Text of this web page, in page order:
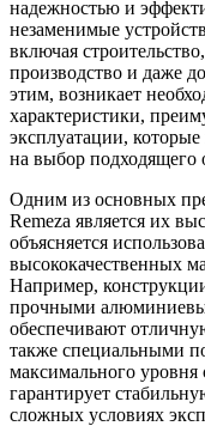
надежностью и
незаменимые
включая
производство и даже
этим, возникает
характеристики,
эксплуатации, которые
на выбор подходящего
Одним из основных
Remeza является их
объясняется
высококачественных
Например,
прочными
обеспечивают
также специальными
максимального уровня
гарантирует
сложных условиях